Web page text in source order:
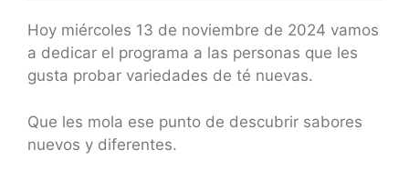
Hoy miércoles 13 de noviembre de 2024 vamos
a dedicar el programa a las personas que les
gusta probar variedades de té nuevas.
Que les mola ese punto de descubrir sabores
nuevos y diferentes.